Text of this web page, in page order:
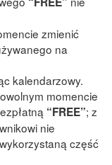
zmienić
na
kalendarzowy.
momencie
“FREE”; z
nie
część